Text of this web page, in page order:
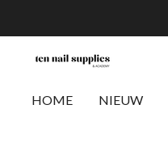
direct
hoofdinhoud
HOME NIEUW